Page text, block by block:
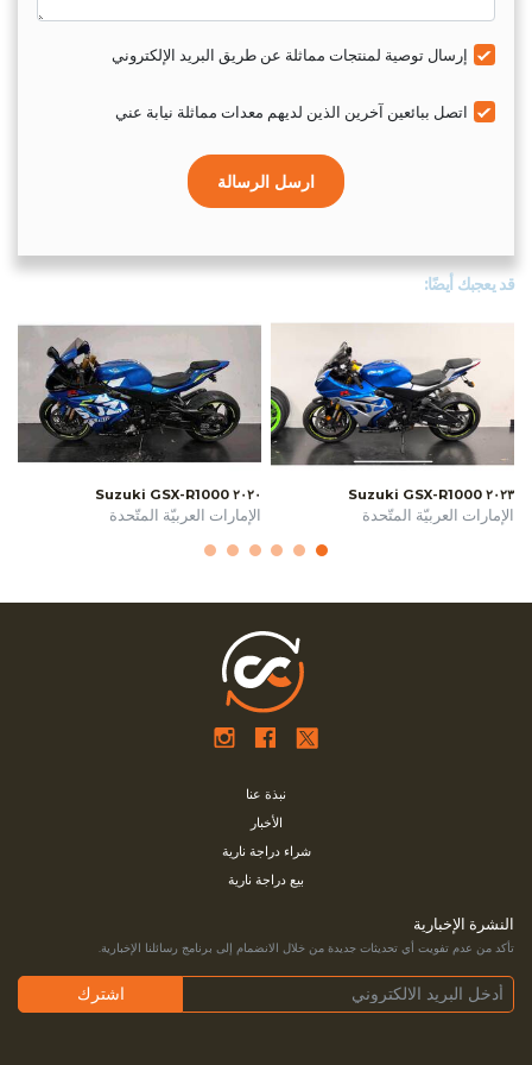
إرسال توصية لمنتجات مماثلة عن طريق البريد الإلكتروني
اتصل ببائعين آخرين الذين لديهم معدات مماثلة نيابة عني
ارسل الرسالة
قد يعجبك أيضًا:
٢٠٢٣ Suzuki GSX-R1000
الإمارات العربيّة المتّحدة
٢٠٢٠ Suzuki GSX-R1000
الإمارات العربيّة المتّحدة
نبذة عنا
الأخبار
شراء دراجة نارية
بيع دراجة نارية
النشرة الإخبارية
تأكد من عدم تفويت أي تحديثات جديدة من خلال الانضمام إلى برنامج رسائلنا الإخبارية.